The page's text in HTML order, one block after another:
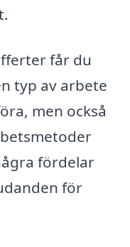
får du
typ av arbete
men också
fördelar
för